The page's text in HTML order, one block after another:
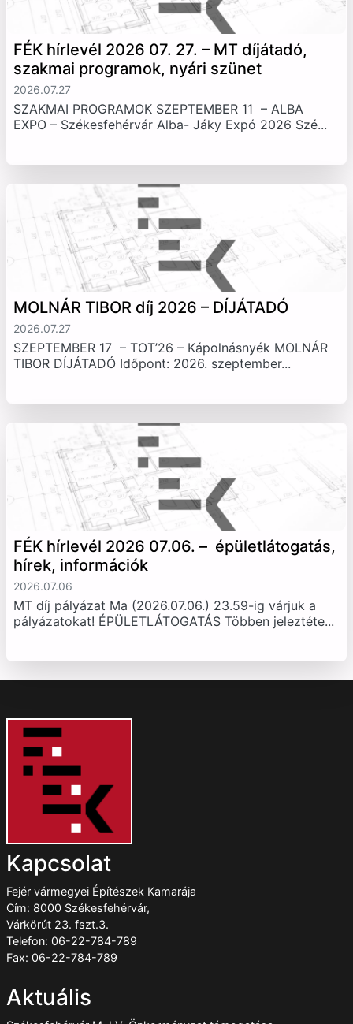
FÉK hírlevél 2026 07. 27. – MT díjátadó,
szakmai programok, nyári szünet
2026.07.27
SZAKMAI PROGRAMOK SZEPTEMBER 11 – ALBA
EXPO – Székesfehérvár Alba- Jáky Expó 2026 Szé...
MOLNÁR TIBOR díj 2026 – DÍJÁTADÓ
2026.07.27
SZEPTEMBER 17 – TOT’26 – Kápolnásnyék MOLNÁR
TIBOR DÍJÁTADÓ Időpont: 2026. szeptember...
FÉK hírlevél 2026 07.06. – épületlátogatás,
hírek, információk
2026.07.06
MT díj pályázat Ma (2026.07.06.) 23.59-ig várjuk a
pályázatokat! ÉPÜLETLÁTOGATÁS Többen jeleztéte...
Kapcsolat
Fejér vármegyei Építészek Kamarája
Cím: 8000 Székesfehérvár,
Várkörút 23. fszt.3.
Telefon: 06-22-784-789
Fax: 06-22-784-789
Aktuális